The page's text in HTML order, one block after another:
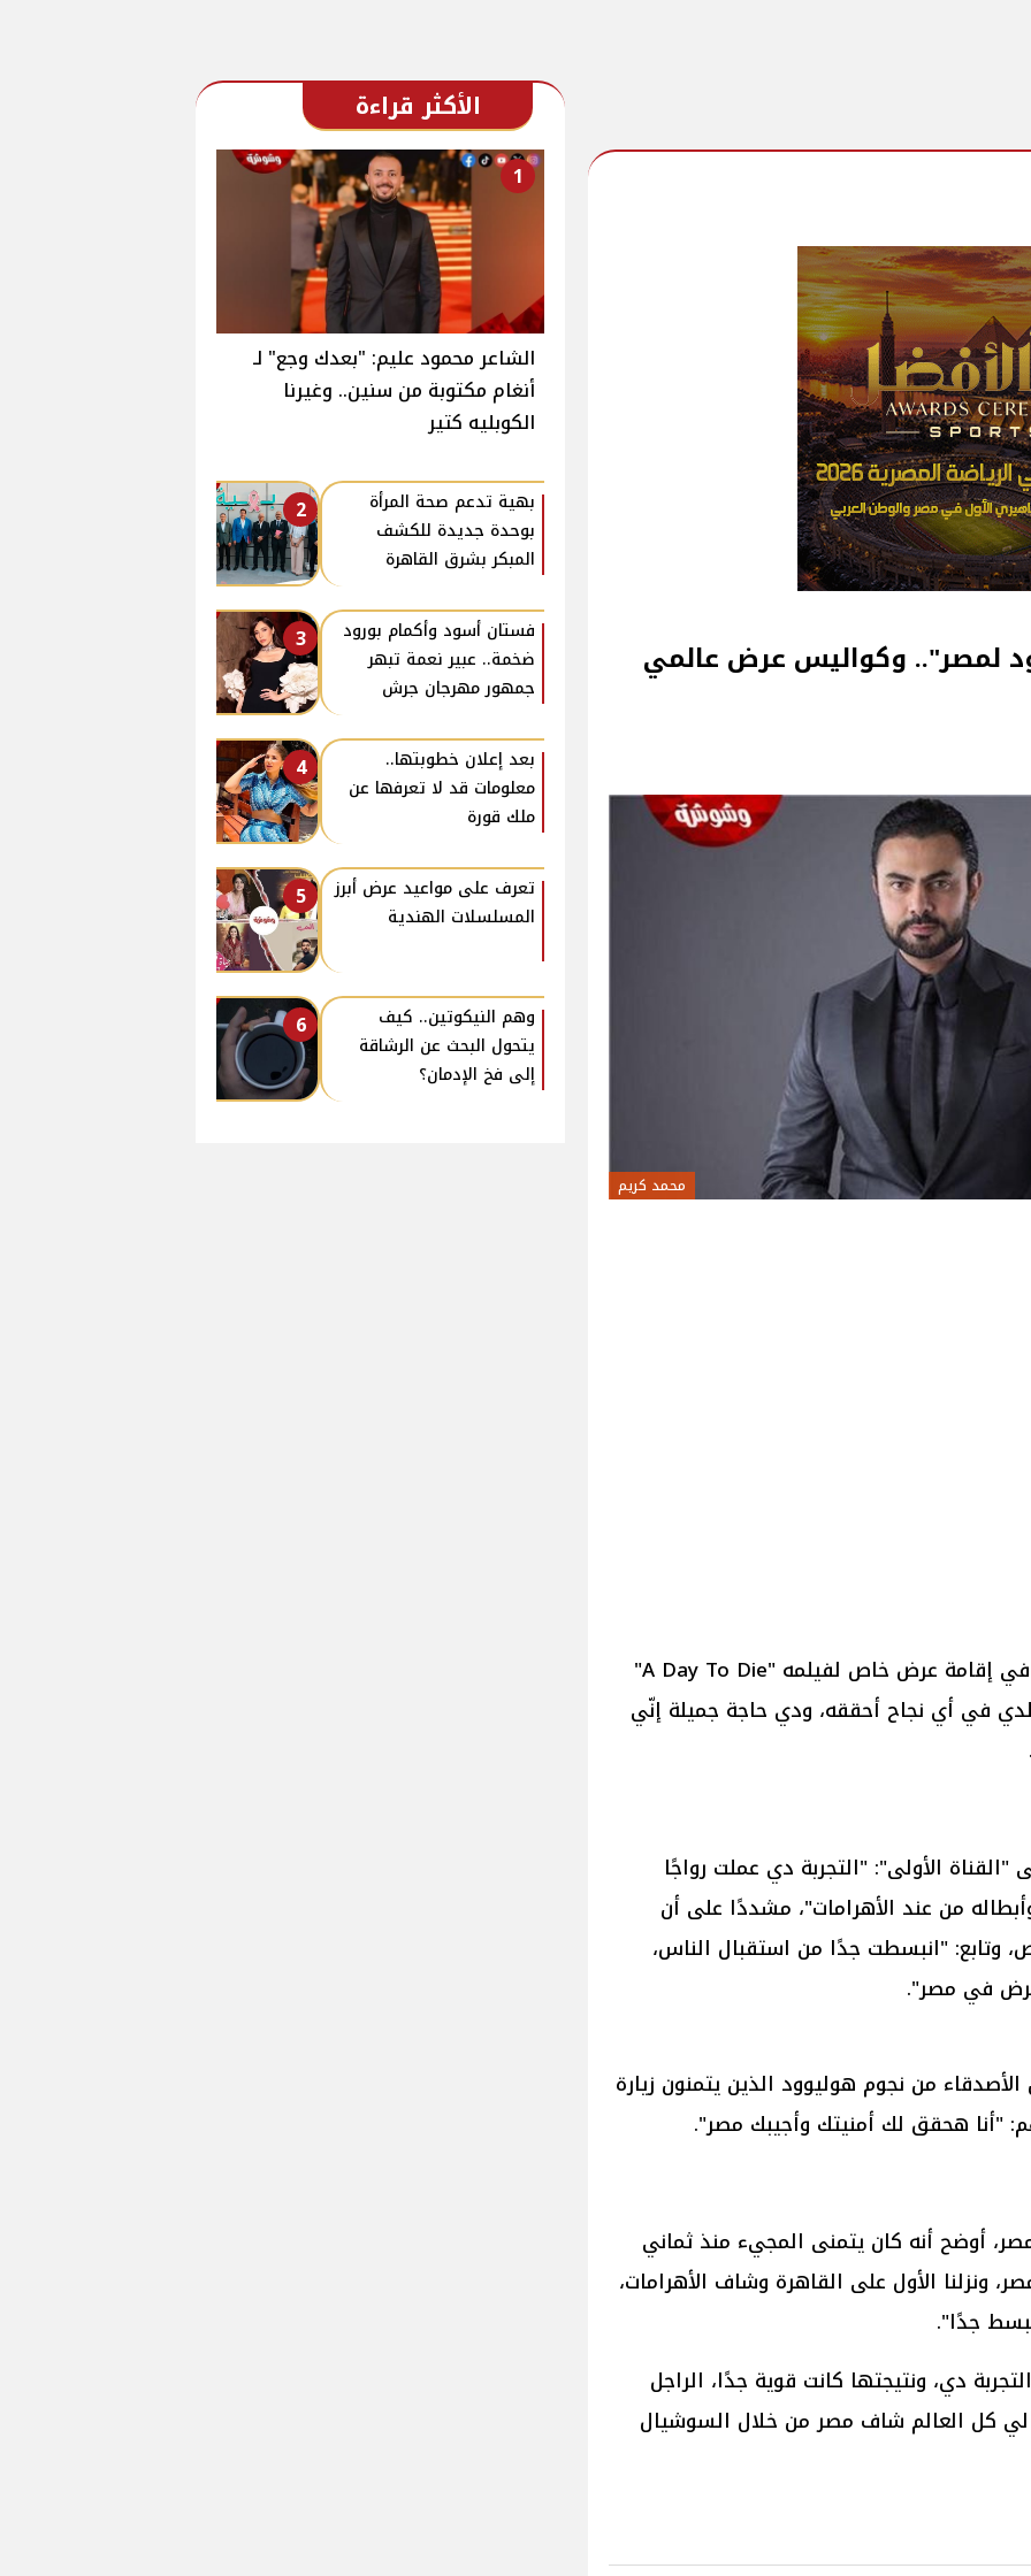
لمصر".. وكواليس عرض عالمي
محمد كريم
تحدث الفنان محمد كريم عن نجاحه في إقامة عرض خاص لفيلمه "A Day To Die"
في أي نجاح أحققه، ودي حاجة جميلة إنّي
الأولى": "التجربة دي عملت رواجًا
من عند الأهرامات"، مشددًا على أن
وتابع: "انبسطت جدًا من استقبال الناس،
في مصر".
من نجوم هوليوود الذين يتمنون زيارة
"أنا هحقق لك أمنيتك وأجيبك مصر".
أوضح أنه كان يتمنى المجيء منذ ثماني
ونزلنا الأول على القاهرة وشاف الأهرامات،
جدًا".
دي، ونتيجتها كانت قوية جدًا، الراجل
وبالتالي كل العالم شاف مصر من خلال السوشيال
الأكثر قراءة
1
الشاعر محمود عليم: "بعدك وجع" لـ
أنغام مكتوبة من سنين.. وغيرنا
الكوبليه كتير
2
بهية تدعم صحة المرأة
بوحدة جديدة للكشف
المبكر بشرق القاهرة
3
فستان أسود وأكمام بورود
ضخمة.. عبير نعمة تبهر
جمهور مهرجان جرش
4
بعد إعلان خطوبتها..
معلومات قد لا تعرفها عن
ملك قورة
5
تعرف على مواعيد عرض أبرز
المسلسلات الهندية
6
وهم النيكوتين.. كيف
يتحول البحث عن الرشاقة
إلى فخ الإدمان؟